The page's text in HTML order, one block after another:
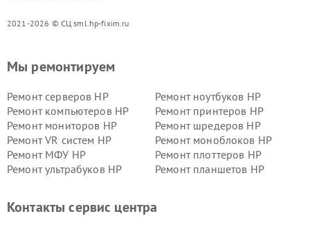
2021-2026 © СЦ sml.hp-fixim.ru
Мы ремонтируем
Ремонт серверов HP
Ремонт ноутбуков HP
Ремонт компьютеров HP
Ремонт принтеров HP
Ремонт мониторов HP
Ремонт шредеров HP
Ремонт VR систем HP
Ремонт моноблоков HP
Ремонт МФУ HP
Ремонт плоттеров HP
Ремонт ультрабуков HP
Ремонт планшетов HP
Контакты сервис центра